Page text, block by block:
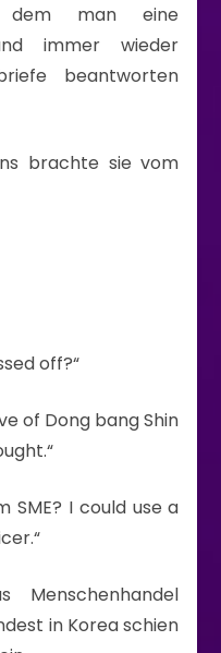
dem man eine
immer wieder
beantworten
brachte sie vom
off?“
of Dong bang Shin
SME? I could use a
in Korea schien